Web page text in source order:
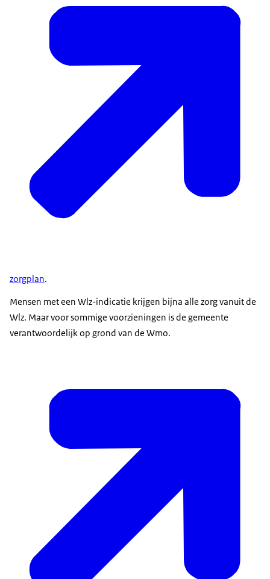
zorgplan.
Mensen met een Wlz-indicatie krijgen bijna alle zorg vanuit de
Wlz. Maar voor sommige voorzieningen is de gemeente
verantwoordelijk op grond van de Wmo.